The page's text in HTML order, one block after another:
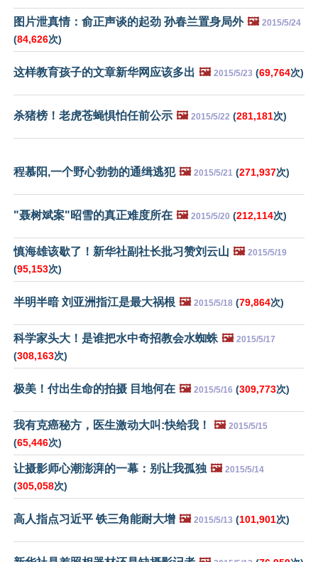
图片泄真情：俞正声谈的起劲 孙春兰置身局外 🖼️ 2015/5/24
(84,626次)
这样教育孩子的文章新华网应该多出 🖼️ 2015/5/23 (69,764次)
杀猪榜！老虎苍蝇惧怕任前公示 🖼️ 2015/5/22 (281,181次)
程慕阳,一个野心勃勃的通缉逃犯 🖼️ 2015/5/21 (271,937次)
"聂树斌案"昭雪的真正难度所在 🖼️ 2015/5/20 (212,114次)
慎海雄该歇了！新华社副社长批习赞刘云山 🖼️ 2015/5/19
(95,153次)
半明半暗 刘亚洲指江是最大祸根 🖼️ 2015/5/18 (79,864次)
科学家头大！是谁把水中奇招教会水蜘蛛 🖼️ 2015/5/17
(308,163次)
极美！付出生命的拍摄 目地何在 🖼️ 2015/5/16 (309,773次)
我有克癌秘方，医生激动大叫:快给我！ 🖼️ 2015/5/15
(65,446次)
让摄影师心潮澎湃的一幕：别让我孤独 🖼️ 2015/5/14
(305,058次)
高人指点习近平 铁三角能耐大增 🖼️ 2015/5/13 (101,901次)